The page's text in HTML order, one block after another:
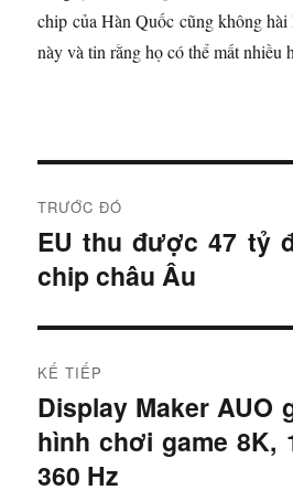
chip của Hàn Quốc cũng không
này và tin rằng họ có thể mất nhiều
i
ề
u
h
ư
ớ
TRƯỚC ĐÓ
B
à
t
r
ư
ớ
c
:
EU thu được 47 tỷ
chip châu Âu
KẾ TIẾP
B
à
i
Display Maker AUO
hình chơi game 8K,
360 Hz